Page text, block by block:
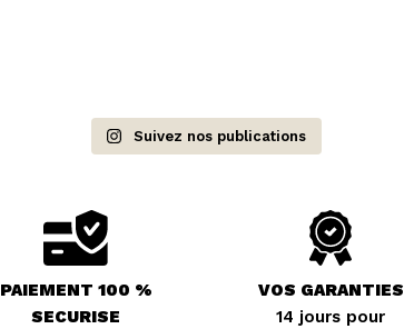
Suivez nos publications
PAIEMENT 100 %
SECURISE
VOS GARANTIES
14 jours pour